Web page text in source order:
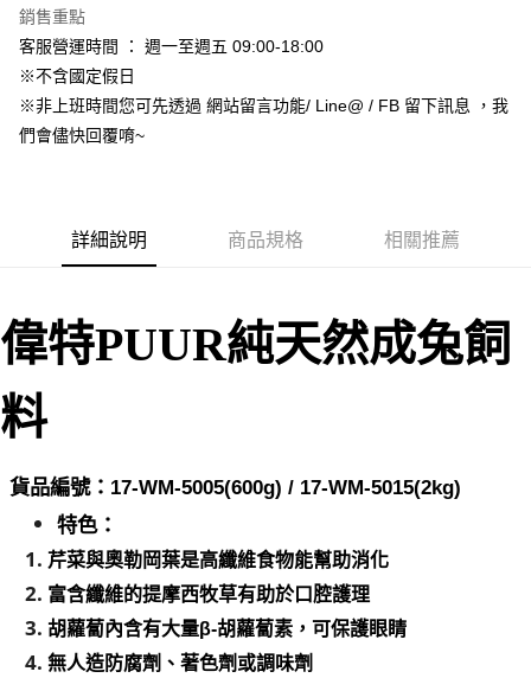
台灣樂天信用卡公司
AFTEE先享後付
相關說明
【關於「AFTEE先享後付」】
AFTEE先享後付是「在收到商品之後才付款」的支付方式。 讓您購物簡單
便利好安心！
【「AFTEE先享後付」結帳流程】
３．收到繳費通知簡訊後14天內，點擊此簡訊中的連結，可透過四大超商／
ATM／網路銀行／等多元方式進行付款，方視為交易完成。
※ 請注意：結帳手續完成當下不需立刻繳費，但若您需要取消訂單，請聯絡
後付繳納相關費用。
※ 交易是否成功請以「AFTEE先享後付 」之結帳頁面顯示為準，若有關於
【注意事項】
１．透過由恩沛科技股份有限公司提供之「AFTEE先享後付」服務完成之交
易，需依本服務之必要範圍內提供個人資料，並將交易相關給付款項請求債
２．關於個人資料處理事宜，請瀏覽以下網址：
https://aftee.tw/terms/#terms3
３．未成年的使用者請事先徵得法定代理人或監護人之同意方可使用
「AFTEE先享後付」，若未經同意申辦者引起之損失，本公司不負相關責
ATM付款
每筆NT$60，滿NT$999(含以上)免運費
萊爾富取貨付款_限重10KG
付款後萊爾富取貨_限重10KG
每筆NT$60，滿NT$999(含以上)免運費
付款後7-11取貨_限重10KG
宅配
銷售重點
客服營運時間 ： 週一至週五 09:00-18:00
※不含國定假日
※非上班時間您可先透過 網站留言功能/ Line@ / FB 留下訊息 ，我
們會儘快回覆唷~
詳細說明 商品規格 相關推薦
偉特PUUR純天然成兔飼
料
貨品編號：17-WM-5005(600g) / 17-WM-5015(2kg)
特色：
芹菜與奧勒岡葉是高纖維食物能幫助消化
富含纖維的提摩西牧草有助於口腔護理
胡蘿蔔內含有大量β-胡蘿蔔素，可保護眼睛
無人造防腐劑、著色劑或調味劑